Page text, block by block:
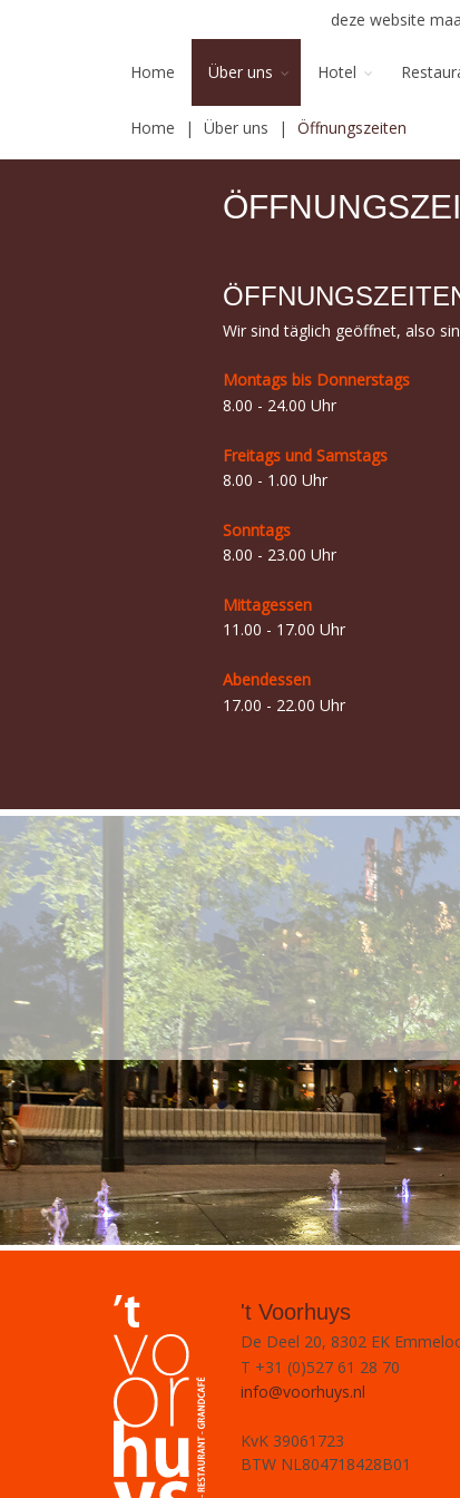
deze website
Home Über uns Hotel
Home Über uns Öffnungszeiten
Wir sind täglich geöffnet, also
Montags bis Donnerstags
8.00 - 24.00 Uhr
Freitags und Samstags
8.00 - 1.00 Uhr
Sonntags
8.00 - 23.00 Uhr
Mittagessen
11.00 - 17.00 Uhr
Abendessen
17.00 - 22.00 Uhr
't Voorhuys
De Deel 20, 8302 EK
T +31 (0)527 61 28 70
info@voorhuys.nl
KvK 39061723
BTW NL804718428B01